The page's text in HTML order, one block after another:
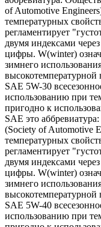
of Automotive
температурных
регламентирует
двумя индексами
цифры. W(winter)
зимнего
высокотемпературной
SAE 5W-30
использованию при
пригодно к
SAE это
(Society of Automotive
температурных
регламентирует
двумя индексами
цифры. W(winter)
зимнего
высокотемпературной
SAE 5W-40
использованию при